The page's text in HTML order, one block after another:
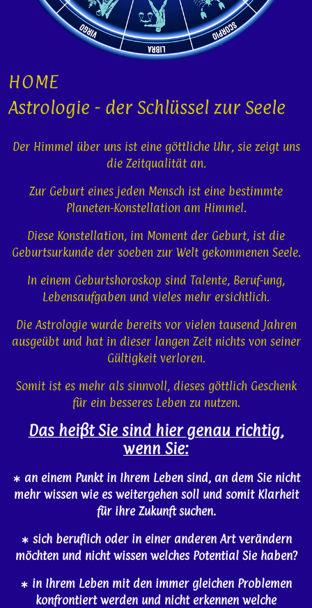
HOME
Astrologie - der Schlüssel zur Seele
Der Himmel über uns ist eine göttliche Uhr, sie zeigt uns
die Zeitqualität an.
Zur Geburt eines jeden Mensch ist eine bestimmte
Planeten-Konstellation am Himmel.
Diese Konstellation, im Moment der Geburt, ist die
Geburtsurkunde der soeben zur Welt gekommenen Seele.
In einem Geburtshoroskop sind Talente, Beruf-ung,
Lebensaufgaben und vieles mehr ersichtlich.
Die Astrologie wurde bereits vor vielen tausend Jahren
ausgeübt und hat in dieser langen Zeit nichts von seiner
Gültigkeit verloren.
Somit ist es mehr als sinnvoll, dieses göttlich Geschenk
für ein besseres Leben zu nutzen.
Das heißt Sie sind hier genau richtig,
wenn Sie:
∗ an einem Punkt in Ihrem Leben sind, an dem Sie nicht
mehr wissen wie es weitergehen soll und somit Klarheit
für ihre Zukunft suchen.
∗ sich beruflich oder in einer anderen Art verändern
möchten und nicht wissen welches Potential Sie haben?
∗ in Ihrem Leben mit den immer gleichen Problemen
konfrontiert werden und nicht erkennen welche